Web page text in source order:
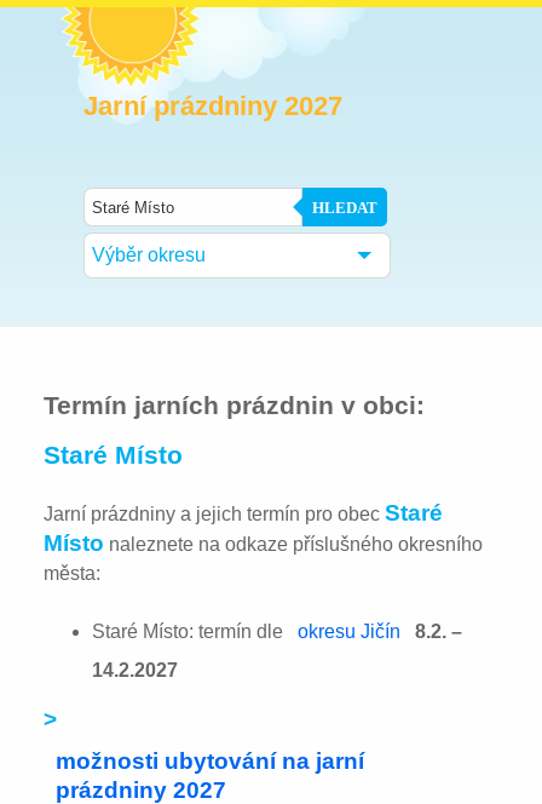
Jarní prázdniny 2027
HLEDAT
Výběr okresu
Termín jarních prázdnin v obci:
Staré Místo
Jarní prázdniny a jejich termín pro obecStaré
Místo naleznete na odkaze příslušného okresního
města:
Staré Místo: termín dle okresu Jičín
8.2. –
14.2.2027
>
možnosti ubytování na jarní
prázdniny 2027